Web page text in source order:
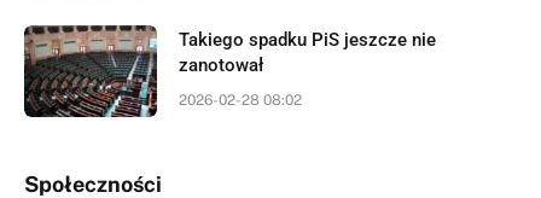
Takiego spadku PiS jeszcze nie
zanotował
2026-02-28 08:02
Społeczności